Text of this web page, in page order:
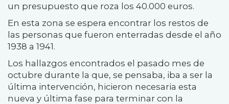
un presupuesto que roza los 40.000 euros.
En esta zona se espera encontrar los restos de
las personas que fueron enterradas desde el año
1938 a 1941.
Los hallazgos encontrados el pasado mes de
octubre durante la que, se pensaba, iba a ser la
última intervención, hicieron necesaria esta
nueva y última fase para terminar con la